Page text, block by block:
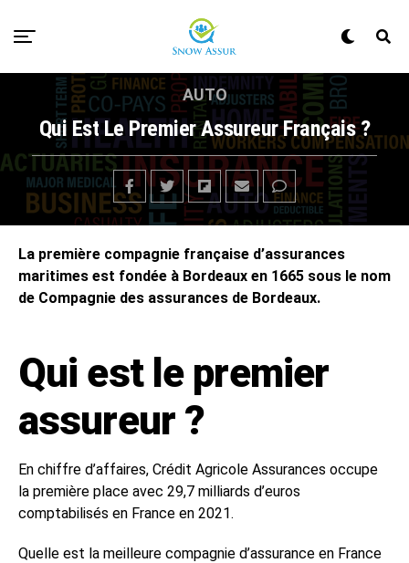
AUTO
Qui Est Le Premier Assureur Français ?
La première compagnie française d’assurances
maritimes est fondée à Bordeaux en 1665 sous le nom
de Compagnie des assurances de Bordeaux.
Qui est le premier
assureur ?
En chiffre d’affaires, Crédit Agricole Assurances occupe
la première place avec 29,7 milliards d’euros
comptabilisés en France en 2021.
Quelle est la meilleure compagnie d’assurance en France